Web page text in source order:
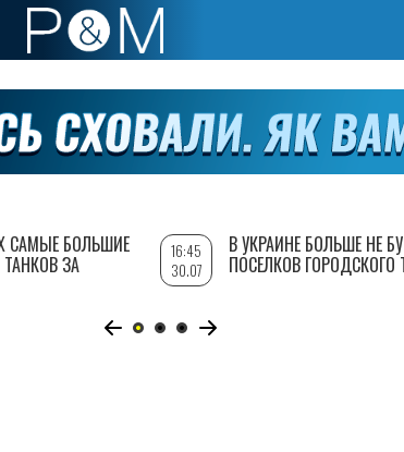
САМЫЕ БОЛЬШИЕ
ЗА
16:45
30.07
В УКРАИНЕ БОЛЬШЕ НЕ
ПОСЕЛКОВ ГОРОДСКОГО